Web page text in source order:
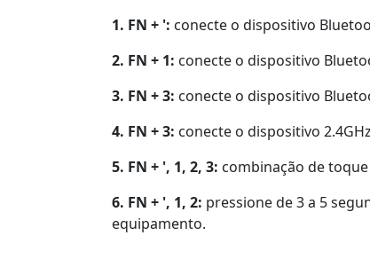
1. FN + ': conecte o dispositivo
2. FN + 1: conecte o dispositivo
3. FN + 3: conecte o dispositivo
4. FN + 3: conecte o dispositivo
5. FN + ', 1, 2, 3: combinação de
6. FN + ', 1, 2: pressione de 3 a 5
equipamento.